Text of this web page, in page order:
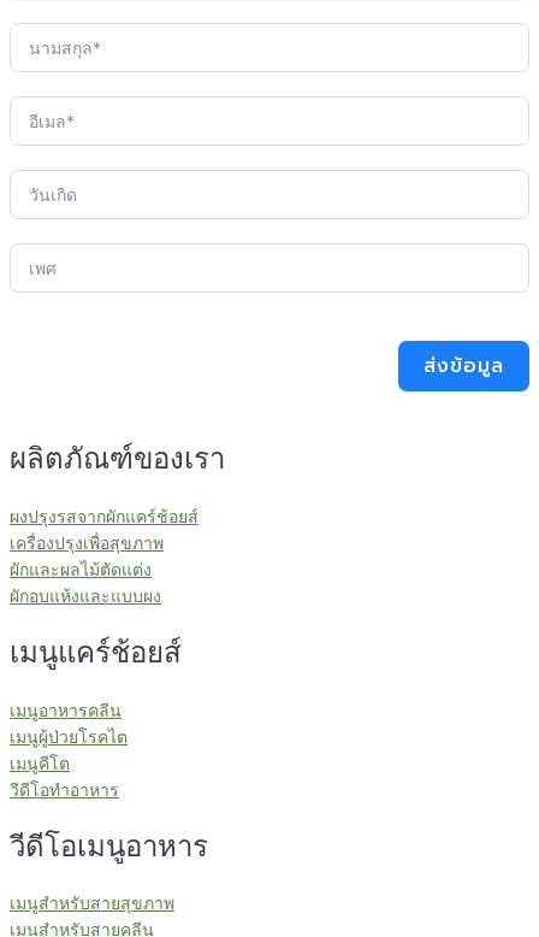
ส่งข้อมูล
ผลิตภัณฑ์ของเรา
ผงปรุงรสจากผักแคร์ช้อยส์
เครื่องปรุงเพื่อสุขภาพ
ผักและผลไม้ตัดแต่ง
ผักอบแห้งและแบบผง
เมนูแคร์ช้อยส์
เมนูอาหารคลีน
เมนูผู้ป่วยโรคไต
เมนูคีโต
วีดีโอทำอาหาร
วีดีโอเมนูอาหาร
เมนูสำหรับสายสุขภาพ
เมนูสำหรับสายคลีน